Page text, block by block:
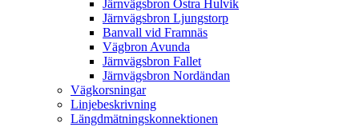
Järnvägsbron Östra Hulvik
Järnvägsbron Ljungstorp
Banvall vid Framnäs
Vägbron Avunda
Järnvägsbron Fallet
Järnvägsbron Nordändan
Vägkorsningar
Linjebeskrivning
Längdmätningskonnektionen